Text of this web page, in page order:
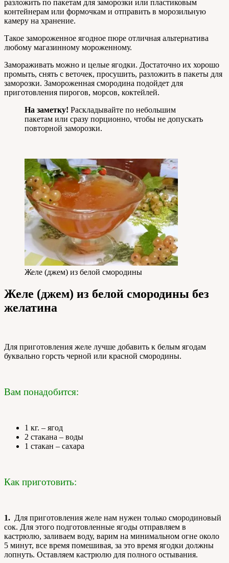
разложить по пакетам для заморозки или пластиковым
контейнерам или формочкам и отправить в морозильную
камеру на хранение.
Такое замороженное ягодное пюре отличная альтернатива
любому магазинному мороженному.
Замораживать можно и целые ягодки. Достаточно их хорошо
промыть, снять с веточек, просушить, разложить в пакеты для
заморозки. Замороженная смородина подойдет для
приготовления пирогов, морсов, коктейлей.
На заметку! Раскладывайте по небольшим
пакетам или сразу порционно, чтобы не допускать
повторной заморозки.
Желе (джем) из белой смородины
Желе (джем) из белой смородины без
желатина
Для приготовления желе лучше добавить к белым ягодам
буквально горсть черной или красной смородины.
Вам понадобится:
1 кг. – ягод
2 стакана – воды
1 стакан – сахара
Как приготовить:
1. Для приготовления желе нам нужен только смородиновый
сок. Для этого подготовленные ягоды отправляем в
кастрюлю, заливаем воду, варим на минимальном огне около
5 минут, все время помешивая, за это время ягодки должны
лопнуть. Оставляем кастрюлю для полного остывания.